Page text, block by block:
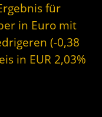
für
in Euro mit
(-0,38
in EUR 2,03%